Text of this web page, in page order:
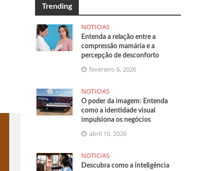
Trending
NOTICIAS
Entenda a relação entre a
compressão mamária e a
percepção de desconforto
fevereiro 6, 2026
NOTICIAS
O poder da imagem: Entenda
como a identidade visual
impulsiona os negócios
abril 10, 2026
NOTICIAS
Descubra como a inteligência